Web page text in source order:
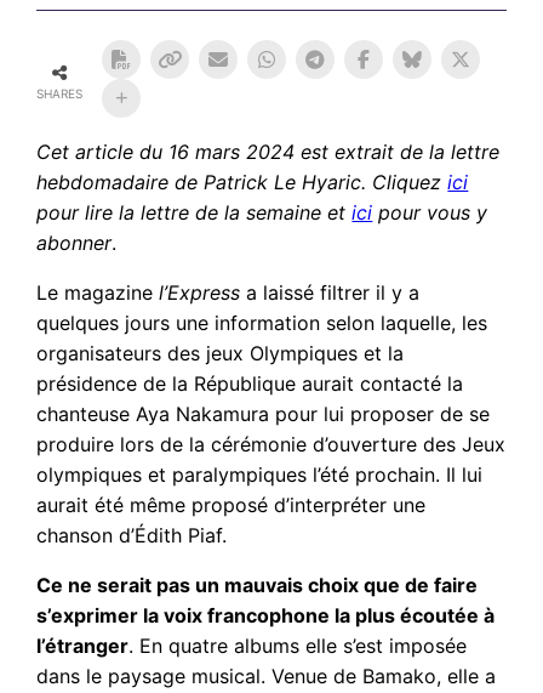
SHARES
Cet article du 16 mars 2024 est extrait de la lettre
hebdomadaire de Patrick Le Hyaric. Cliquezici
pour lire la lettre de la semaine etici pour vous y
abonner.
Le magazine l’Expressa laissé filtrer il y a
quelques jours une information selon laquelle, les
organisateurs des jeux Olympiques et la
présidence de la République aurait contacté la
chanteuse Aya Nakamura pour lui proposer de se
produire lors de la cérémonie d’ouverture des Jeux
olympiques et paralympiques l’été prochain. Il lui
aurait été même proposé d’interpréter une
chanson d’Édith Piaf.
Ce ne serait pas un mauvais choix que de faire
s’exprimer la voix francophone la plus écoutée à
l’étranger. En quatre albums elle s’est imposée
dans le paysage musical. Venue de Bamako, elle a